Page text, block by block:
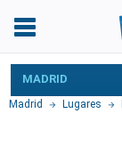
MADRID
Madrid Lugares